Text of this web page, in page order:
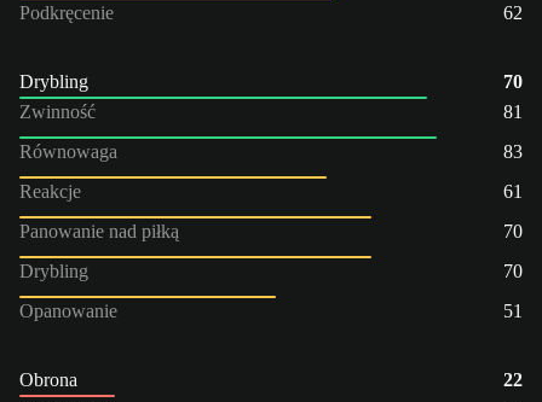
Podkręcenie
62
Drybling
70
Zwinność
81
Równowaga
83
Reakcje
61
Panowanie nad piłką
70
Drybling
70
Opanowanie
51
Obrona
22